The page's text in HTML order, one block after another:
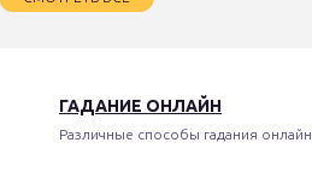
ГАДАНИЕ ОНЛАЙН
Различные способы гадания онлайн